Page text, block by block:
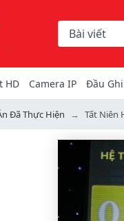
Chọn danh
Từ khóa hoặc
HD Camera IP Đầu
Đã Thực Hiện Tất Niên